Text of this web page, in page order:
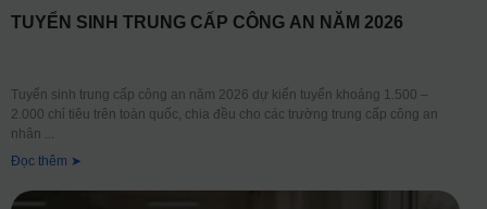
TUYỂN SINH TRUNG CẤP CÔNG AN NĂM 2026
Tuyển sinh trung cấp công an năm 2026 dự kiến tuyển khoảng 1.500 –
2.000 chỉ tiêu trên toàn quốc, chia đều cho các trường trung cấp công an
nhân
Đọc thêm ➤